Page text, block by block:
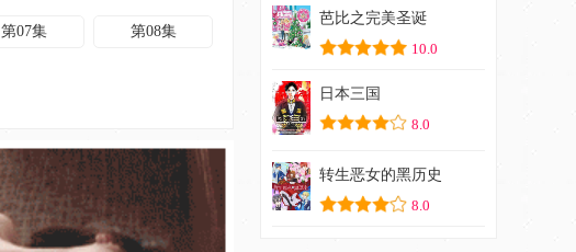
第07集 第08集
芭比之完美圣诞
10.0
日本三国
8.0
转生恶女的黑历史
8.0